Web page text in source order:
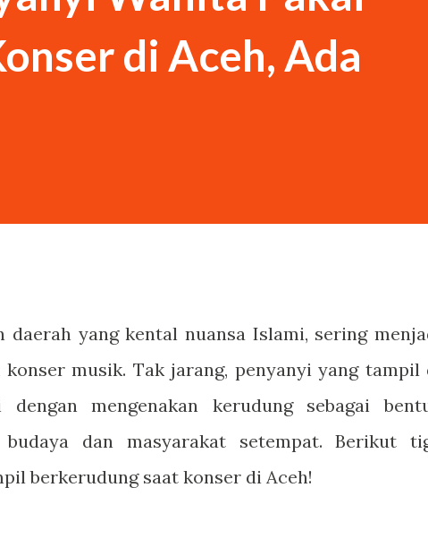
Saya sebenarnya siluman tengkorak,” kata
itu langsung percaya dan...
di Aceh, Ada
daerah yang kental nuansa Islami, sering
musik. Tak jarang, penyanyi yang tampil
mengenakan kerudung sebagai
budaya dan masyarakat setempat. Berikut
berkerudung saat konser di Aceh!